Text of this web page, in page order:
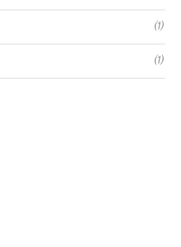
(1)
(1)